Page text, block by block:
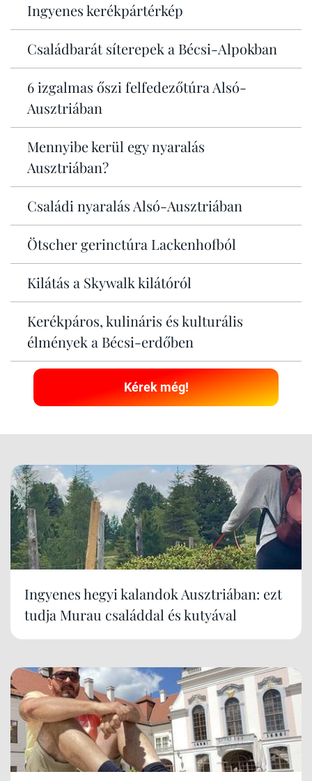
Ingyenes kerékpártérkép
Családbarát síterepek a Bécsi-Alpokban
6 izgalmas őszi felfedezőtúra Alsó-
Ausztriában
Mennyibe kerül egy nyaralás
Ausztriában?
Családi nyaralás Alsó-Ausztriában
Ötscher gerinctúra Lackenhofból
Kilátás a Skywalk kilátóról
Kerékpáros, kulináris és kulturális
élmények a Bécsi-erdőben
Kérek még!
Ingyenes hegyi kalandok Ausztriában: ezt
tudja Murau családdal és kutyával